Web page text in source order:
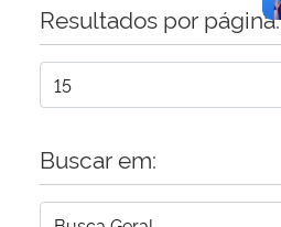
Planalto
Resultados por página:
Buscar em: